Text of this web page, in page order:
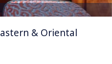
& Oriental